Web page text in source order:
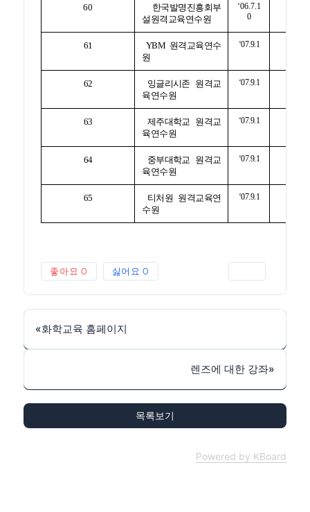
60
한국발명진흥회부
설원격교육연수원
‘06.7.1
0
61
YBM 원격교육연수
원
‘07.9.1
62
잉글리시존 원격교
육연수원
‘07.9.1
63
제주대학교 원격교
육연수원
‘07.9.1
64
중부대학교 원격교
육연수원
‘07.9.1
65
티처원 원격교육연
수원
‘07.9.1
좋아요 0 싫어요 0
«화학교육 홈페이지
렌즈에 대한 강좌»
목록보기
Powered by KBoard